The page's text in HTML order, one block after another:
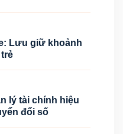
Lưu giữ khoảnh
lý tài chính hiệu
đổi số